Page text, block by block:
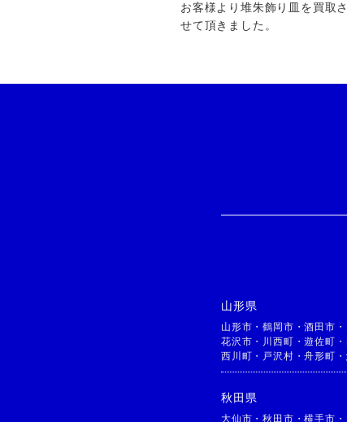
お客様より堆朱飾り皿を買取さ
せて頂きました。
山形県
山形市 ・鶴岡市 ・酒田市 ・
花沢市 ・ 川西町 ・遊佐町 ・
西川町 ・ 戸沢村 ・舟形町 ・
秋田県
大仙市 ・秋田市 ・横手市 ・